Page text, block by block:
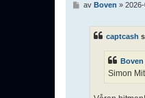
av Boven »
captcash
Boven
Simon